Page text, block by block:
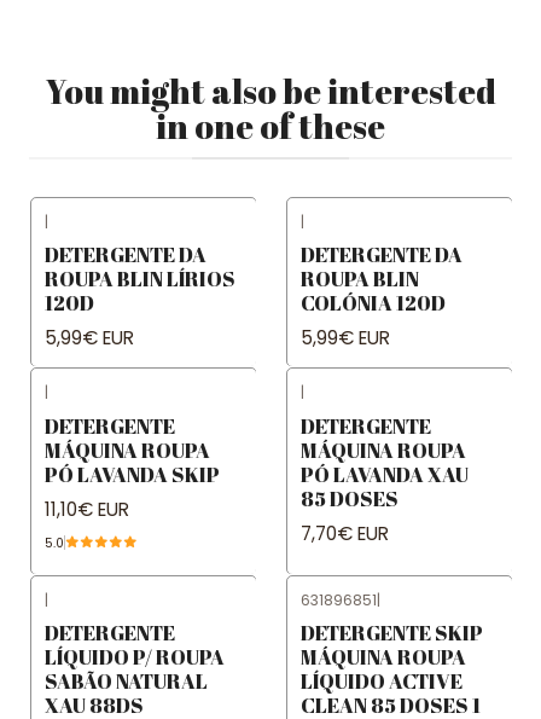
You might also be interested
in one of these
|
DETERGENTE DA
ROUPA BLIN LÍRIOS
120D
5,99€ EUR
|
DETERGENTE DA
ROUPA BLIN
COLÓNIA 120D
5,99€ EUR
|
DETERGENTE
MÁQUINA ROUPA
PÓ LAVANDA SKIP
11,10€ EUR
5.0
|
DETERGENTE
MÁQUINA ROUPA
PÓ LAVANDA XAU
85 DOSES
7,70€ EUR
|
DETERGENTE
LÍQUIDO P/ ROUPA
SABÃO NATURAL
XAU 88DS
631896851|
DETERGENTE SKIP
MÁQUINA ROUPA
LÍQUIDO ACTIVE
CLEAN 85 DOSES 1